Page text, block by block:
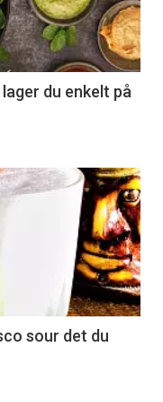
du enkelt på
sour det du